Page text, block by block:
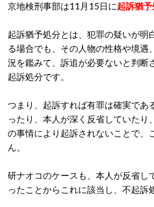
京地検刑事部は11月15日に起訴猶
起訴猶予処分とは、犯罪の疑いが明
る場合でも、その人物の性格や境遇
況を鑑みて、訴追が必要ないと判断
起訴処分です。
つまり、起訴すれば有罪は確実であ
ったり、本人が深く反省していたり
の事情により起訴されないことで、
ん。
研ナオコのケースも、本人が反省し
ったことからこれに該当し、不起訴